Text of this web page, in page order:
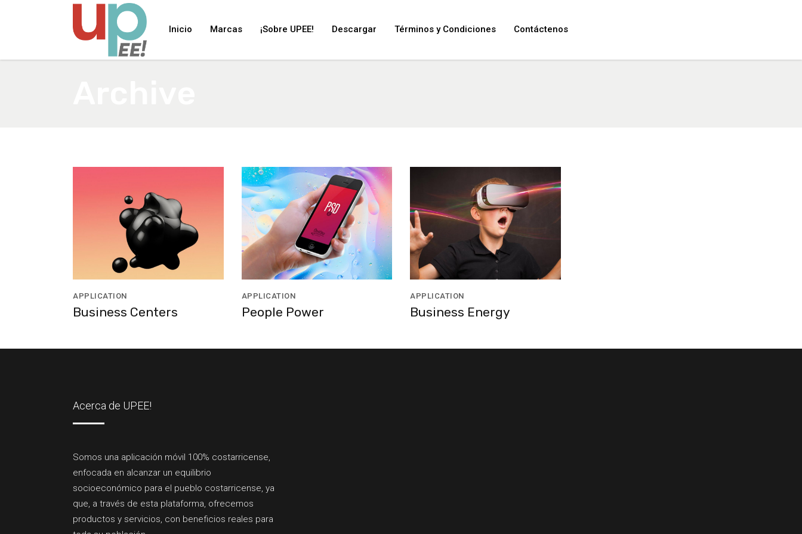
Inicio Marcas ¡Sobre UPEE! Descargar Términos y Condiciones Contáctenos
APPLICATION
Business Centers
APPLICATION
People Power
APPLICATION
Business Energy
Acerca de UPEE!
Somos una aplicación móvil 100% costarricense,
enfocada en alcanzar un equilibrio
socioeconómico para el pueblo costarricense, ya
que, a través de esta plataforma, ofrecemos
productos y servicios, con beneficios reales para